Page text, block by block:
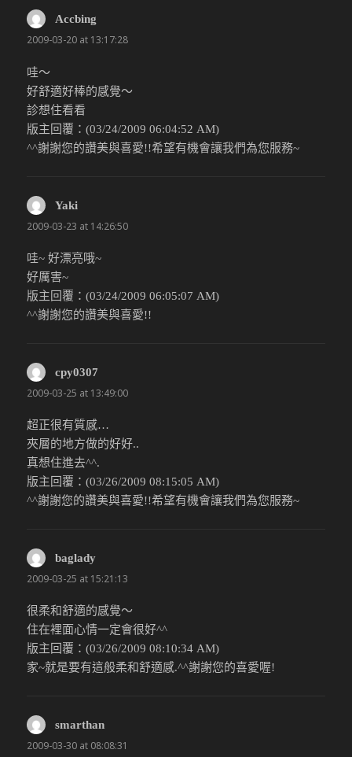
Accbing
2009-03-20 at 13:17:28
哇～
好舒適好棒的感覺～
診想住看看
版主回覆：(03/24/2009 06:04:52 AM)
^^謝謝您的讚美與喜愛!!希望有機會讓我們為您服務~
Yaki
2009-03-23 at 14:26:50
哇~ 好漂亮哦~
好厲害~
版主回覆：(03/24/2009 06:05:07 AM)
^^謝謝您的讚美與喜愛!!
cpy0307
2009-03-25 at 13:49:00
超正很有質感…
夾層的地方做的好好..
真想住進去^^.
版主回覆：(03/26/2009 08:15:05 AM)
^^謝謝您的讚美與喜愛!!希望有機會讓我們為您服務~
baglady
2009-03-25 at 15:21:13
很柔和舒適的感覺～
住在裡面心情一定會很好^^
版主回覆：(03/26/2009 08:10:34 AM)
家~就是要有這般柔和舒適感.^^謝謝您的喜愛喔!
smarthan
2009-03-30 at 08:08:31